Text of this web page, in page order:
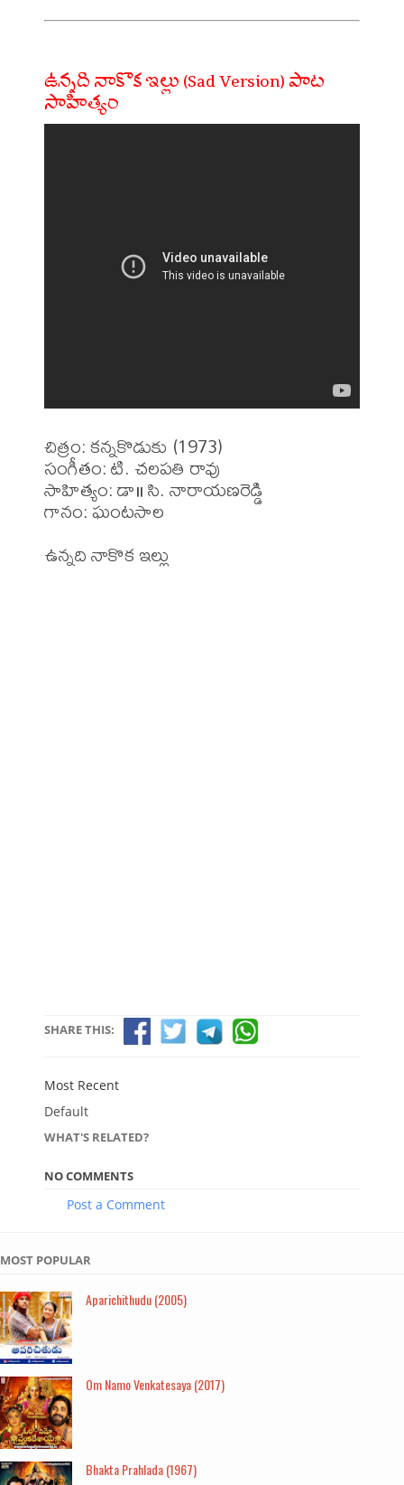
ఉన్నది నాకొక ఇల్లు (Sad Version) పాట
సాహిత్యం
చిత్రం: కన్నకొడుకు (1973)
సంగీతం: టి. చలపతి రావు
సాహిత్యం: డా॥ సి. నారాయణరెడ్డి
గానం: ఘంటసాల
ఉన్నది నాకొక ఇల్లు
SHARE THIS:
Most Recent
Default
WHAT'S RELATED?
NO COMMENTS
Post a Comment
MOST POPULAR
Aparichithudu (2005)
Om Namo Venkatesaya (2017)
Bhakta Prahlada (1967)